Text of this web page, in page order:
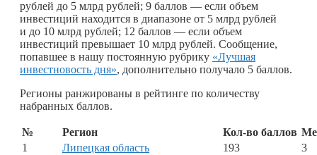
рублей до 5 млрд рублей; 9 баллов — если объем
инвестиций находится в диапазоне от 5 млрд рублей
и до 10 млрд рублей; 12 баллов — если объем
инвестиций превышает 10 млрд рублей. Сообщение,
попавшее в нашу постоянную рубрику «Лучшая
инвестновость дня», дополнительно получало 5 баллов.
Регионы ранжированы в рейтинге по количеству
набранных баллов.
№ Регион Кол-во баллов
1
Липецкая область 193
3